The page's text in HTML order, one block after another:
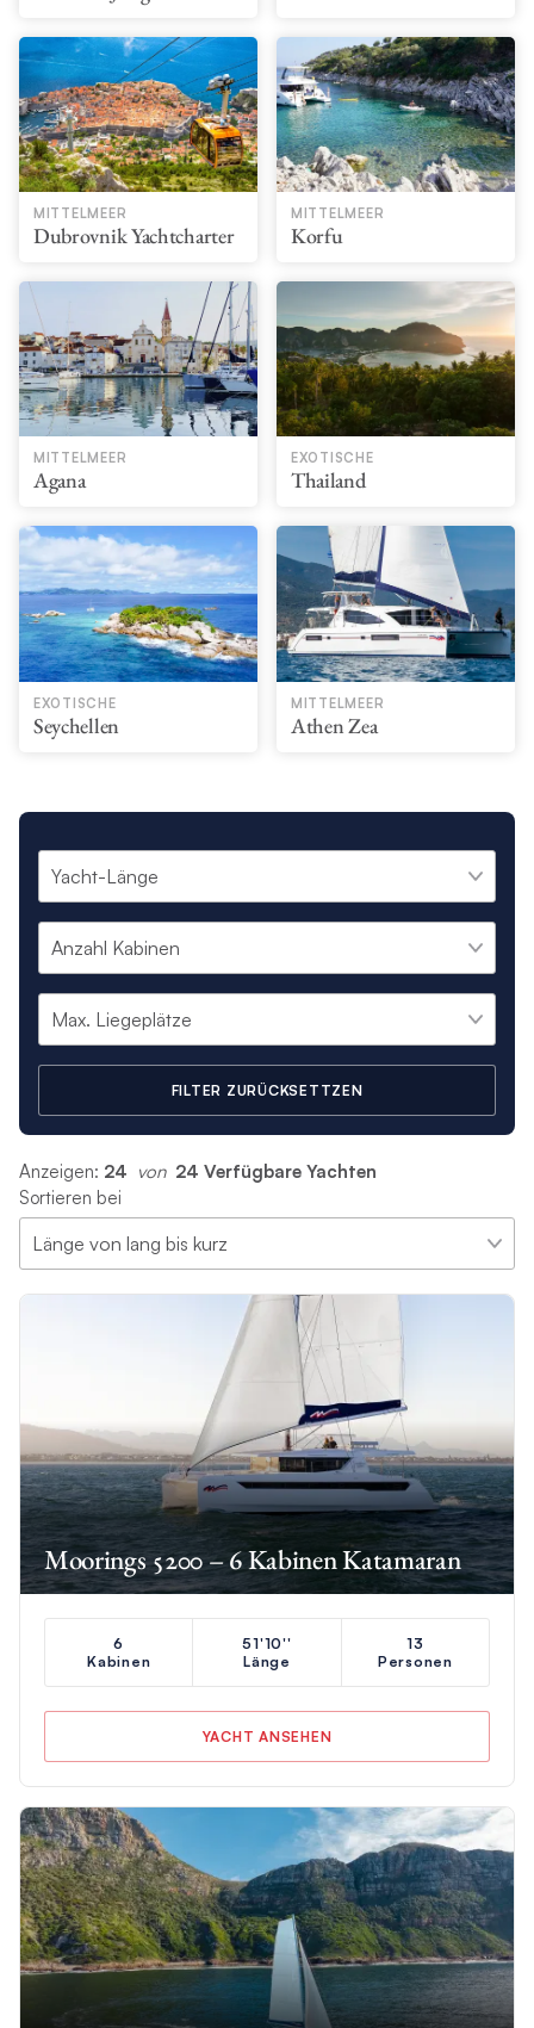
MITTELMEER
Dubrovnik Yachtcharter
MITTELMEER
Korfu
MITTELMEER
Agana
EXOTISCHE
Thailand
EXOTISCHE
Seychellen
MITTELMEER
Athen Zea
FILTER ZURÜCKSETTZEN
Anzeigen: 24 von 24 Verfügbare Yachten
Sortieren bei
Moorings 5200 – 6 Kabinen Katamaran
6
Kabinen
51'10''
Länge
13
Personen
YACHT ANSEHEN